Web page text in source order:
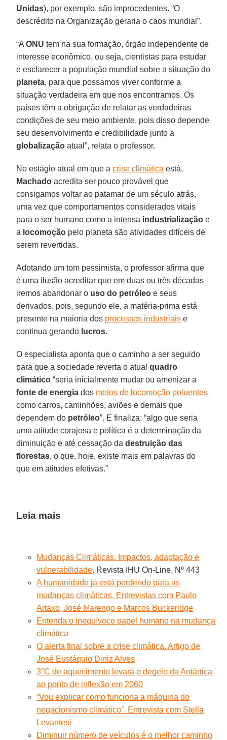
Unidas), por exemplo, são improcedentes. “O
descrédito na Organização geraria o caos mundial”.
“AONU tem na sua formação, órgão independente de
interesse econômico, ou seja, cientistas para estudar
e esclarecer a população mundial sobre a situação do
planeta, para que possamos viver conforme a
situação verdadeira em que nos encontramos. Os
países têm a obrigação de relatar as verdadeiras
condições de seu meio ambiente, pois disso depende
seu desenvolvimento e credibilidade junto a
globalização atual”, relata o professor.
No estágio atual em que acrise climática está,
Machado acredita ser pouco provável que
consigamos voltar ao patamar de um século atrás,
uma vez que comportamentos considerados vitais
para o ser humano como a intensa industrialização e
a locomoção pelo planeta são atividades difíceis de
serem revertidas.
Adotando um tom pessimista, o professor afirma que
é uma ilusão acreditar que em duas ou três décadas
iremos abandonar o uso do petróleo e seus
derivados, pois, segundo ele, a matéria-prima está
presente na maioria dos processos industriais e
continua gerando lucros.
O especialista aponta que o caminho a ser seguido
para que a sociedade reverta o atualquadro
climático “seria inicialmente mudar ou amenizar a
fonte de energia dos meios de locomoção poluentes
como carros, caminhões, aviões e demais que
dependem do petróleo”. E finaliza: “algo que seria
uma atitude corajosa e política é a determinação da
diminuição e até cessação dadestruição das
florestas, o que, hoje, existe mais em palavras do
que em atitudes efetivas.”
Leia mais
Mudanças Climáticas. Impactos, adaptação e
vulnerabilidade. Revista IHU On-Line, Nº 443
A humanidade já está perdendo para as
mudanças climáticas. Entrevistas com Paulo
Artaxo, José Marengo e Marcos Buckeridge
Entenda o inequívoco papel humano na mudança
climática
O alerta final sobre a crise climática. Artigo de
José Eustáquio Diniz Alves
3°C de aquecimento levará o degelo da Antártica
ao ponto de inflexão em 2060
“Vou explicar como funciona a máquina do
negacionismo climático”. Entrevista com Stella
Levantesi
Diminuir número de veículos é o melhor caminho